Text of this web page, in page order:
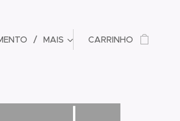
MAIS CARRINHO